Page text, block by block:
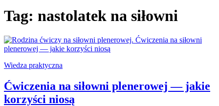
Tag: nastolatek na siłowni
Wiedza praktyczna
Ćwiczenia na siłowni plenerowej — jakie
korzyści niosą